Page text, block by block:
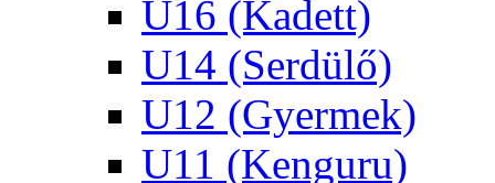
U16 (Kadett)
U14 (Serdülő)
U12 (Gyermek)
U11 (Kenguru)